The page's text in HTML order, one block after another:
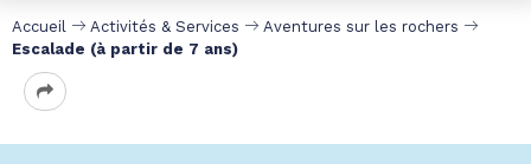
Accueil Activités & Services
Aventures sur les rochers
Escalade (à partir de 7 ans)